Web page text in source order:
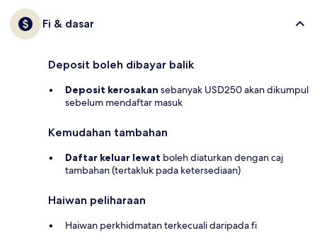
Fi & dasar
Deposit boleh dibayar balik
Deposit kerosakan sebanyak USD250 akan dikumpul
sebelum mendaftar masuk
Kemudahan tambahan
Daftar keluar lewat boleh diaturkan dengan caj
tambahan (tertakluk pada ketersediaan)
Haiwan peliharaan
Haiwan perkhidmatan terkecuali daripada fi